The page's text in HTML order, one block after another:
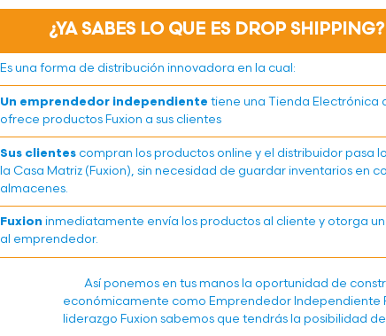
¿YA SABES LO QUE ES DROP SHIPPING?
Es una forma de distribución innovadora en la cual:
Un emprendedor independiente tiene una Tienda Electrónica
ofrece productos Fuxion a sus clientes
Sus clientes compran los productos online y el distribuidor pasa
la Casa Matriz (Fuxion), sin necesidad de guardar inventarios en
almacenes.
Fuxion inmediatamente envía los productos al cliente y otorga
al emprendedor.
Así ponemos en tus manos la oportunidad de
económicamente como Emprendedor Independiente
liderazgo Fuxion sabemos que tendrás la posibilidad